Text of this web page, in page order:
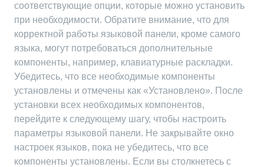
соответствующие опции, которые можно установить
при необходимости. Обратите внимание, что для
корректной работы языковой панели, кроме самого
языка, могут потребоваться дополнительные
компоненты, например, клавиатурные раскладки.
Убедитесь, что все необходимые компоненты
установлены и отмечены как «Установлено». После
установки всех необходимых компонентов,
перейдите к следующему шагу, чтобы настроить
параметры языковой панели. Не закрывайте окно
настроек языков, пока не убедитесь, что все
компоненты установлены. Если вы столкнетесь с